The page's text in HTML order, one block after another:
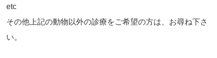
etc
その他上記の動物以外の診療をご希望の⽅は、お尋ね下さ
い。